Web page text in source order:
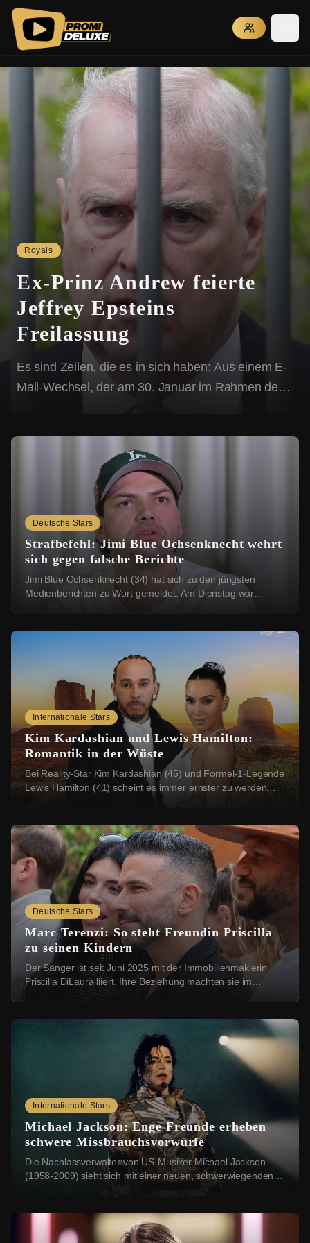
Royals
Ex-Prinz Andrew feierte
Jeffrey Epsteins
Freilassung
Es sind Zeilen, die es in sich haben: Aus einem E-
Mail-Wechsel, der am 30. Januar im Rahmen der
Deutsche Stars
Strafbefehl: Jimi Blue Ochsenknecht wehrt
sich gegen falsche Berichte
Jimi Blue Ochsenknecht (34) hat sich zu den jüngsten
Medienberichten zu Wort gemeldet. Am Dienstag war
Internationale Stars
Kim Kardashian und Lewis Hamilton:
Romantik in der Wüste
Bei Reality-Star Kim Kardashian (45) und Formel-1-Legende
Lewis Hamilton (41) scheint es immer ernster zu werden.
Deutsche Stars
Marc Terenzi: So steht Freundin Priscilla
zu seinen Kindern
Der Sänger ist seit Juni 2025 mit der Immobilienmaklerin
Priscilla DiLaura liiert. Ihre Beziehung machten sie im
Internationale Stars
Michael Jackson: Enge Freunde erheben
schwere Missbrauchsvorwürfe
Die Nachlassverwalter von US-Musiker Michael Jackson
(1958-2009) sieht sich mit einer neuen, schwerwiegenden